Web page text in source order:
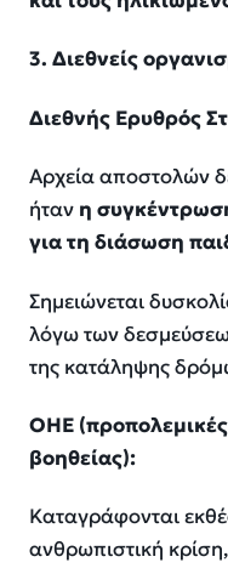
3. Διεθνείς
Διεθνής Ερυθρός
Αρχεία αποστολών
ήταν η
για τη διάσωση
Σημειώνεται
λόγω των
της κατάληψης
ΟΗΕ
βοηθείας):
Καταγράφονται
ανθρωπιστική